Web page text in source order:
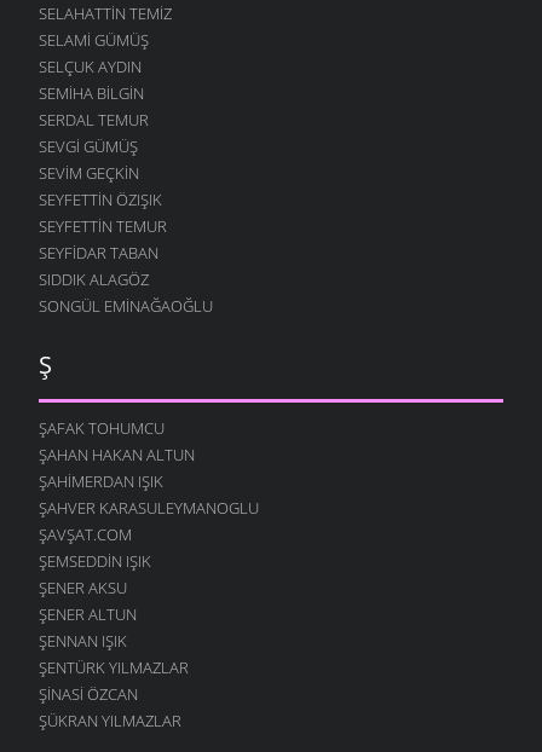
SELAHATTIN TEMIZ
SELAMI GÜMÜŞ
SELÇUK AYDIN
SEMIHA BILGIN
SERDAL TEMUR
SEVGI GÜMÜŞ
SEVIM GEÇKIN
SEYFETTIN ÖZIŞIK
SEYFETTIN TEMUR
SEYFIDAR TABAN
SIDDIK ALAGÖZ
SONGÜL EMINAĞAOĞLU
Ş
ŞAFAK TOHUMCU
ŞAHAN HAKAN ALTUN
ŞAHIMERDAN IŞIK
ŞAHVER KARASULEYMANOGLU
ŞAVŞAT.COM
ŞEMSEDDIN IŞIK
ŞENER AKSU
ŞENER ALTUN
ŞENNAN IŞIK
ŞENTÜRK YILMAZLAR
ŞINASI ÖZCAN
ŞÜKRAN YILMAZLAR